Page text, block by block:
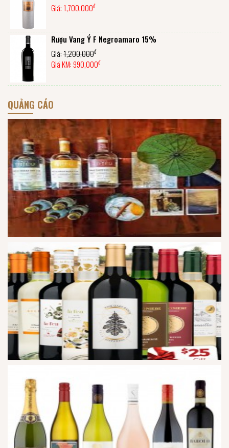
Giá: 1,700,000đ
Rượu Vang Ý F Negroamaro 15%
Giá:1,200,000đ
Giá KM:990,000đ
QUẢNG CÁO